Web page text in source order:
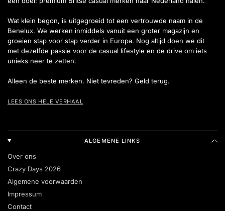
Wat klein begon, is uitgegroeid tot een vertrouwde naam in de
Benelux. We werken inmiddels vanuit een groter magazijn en
groeien stap voor stap verder in Europa. Nog altijd doen we dit
met dezelfde passie voor de casual lifestyle en de drive om iets
unieks neer te zetten.
Alleen de beste merken. Niet tevreden? Geld terug.
LEES ONS HELE VERHAAL
ALGEMENE LINKS
Over ons
Crazy Days 2026
Algemene voorwaarden
Impressum
Contact